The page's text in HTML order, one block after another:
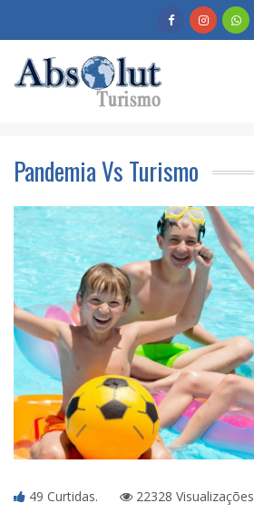
Pandemia Vs Turismo
49 Curtidas. 22328 Visualizações